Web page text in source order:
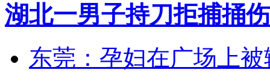
湖北一男子持刀拒捕捅
东莞：孕妇在广场上